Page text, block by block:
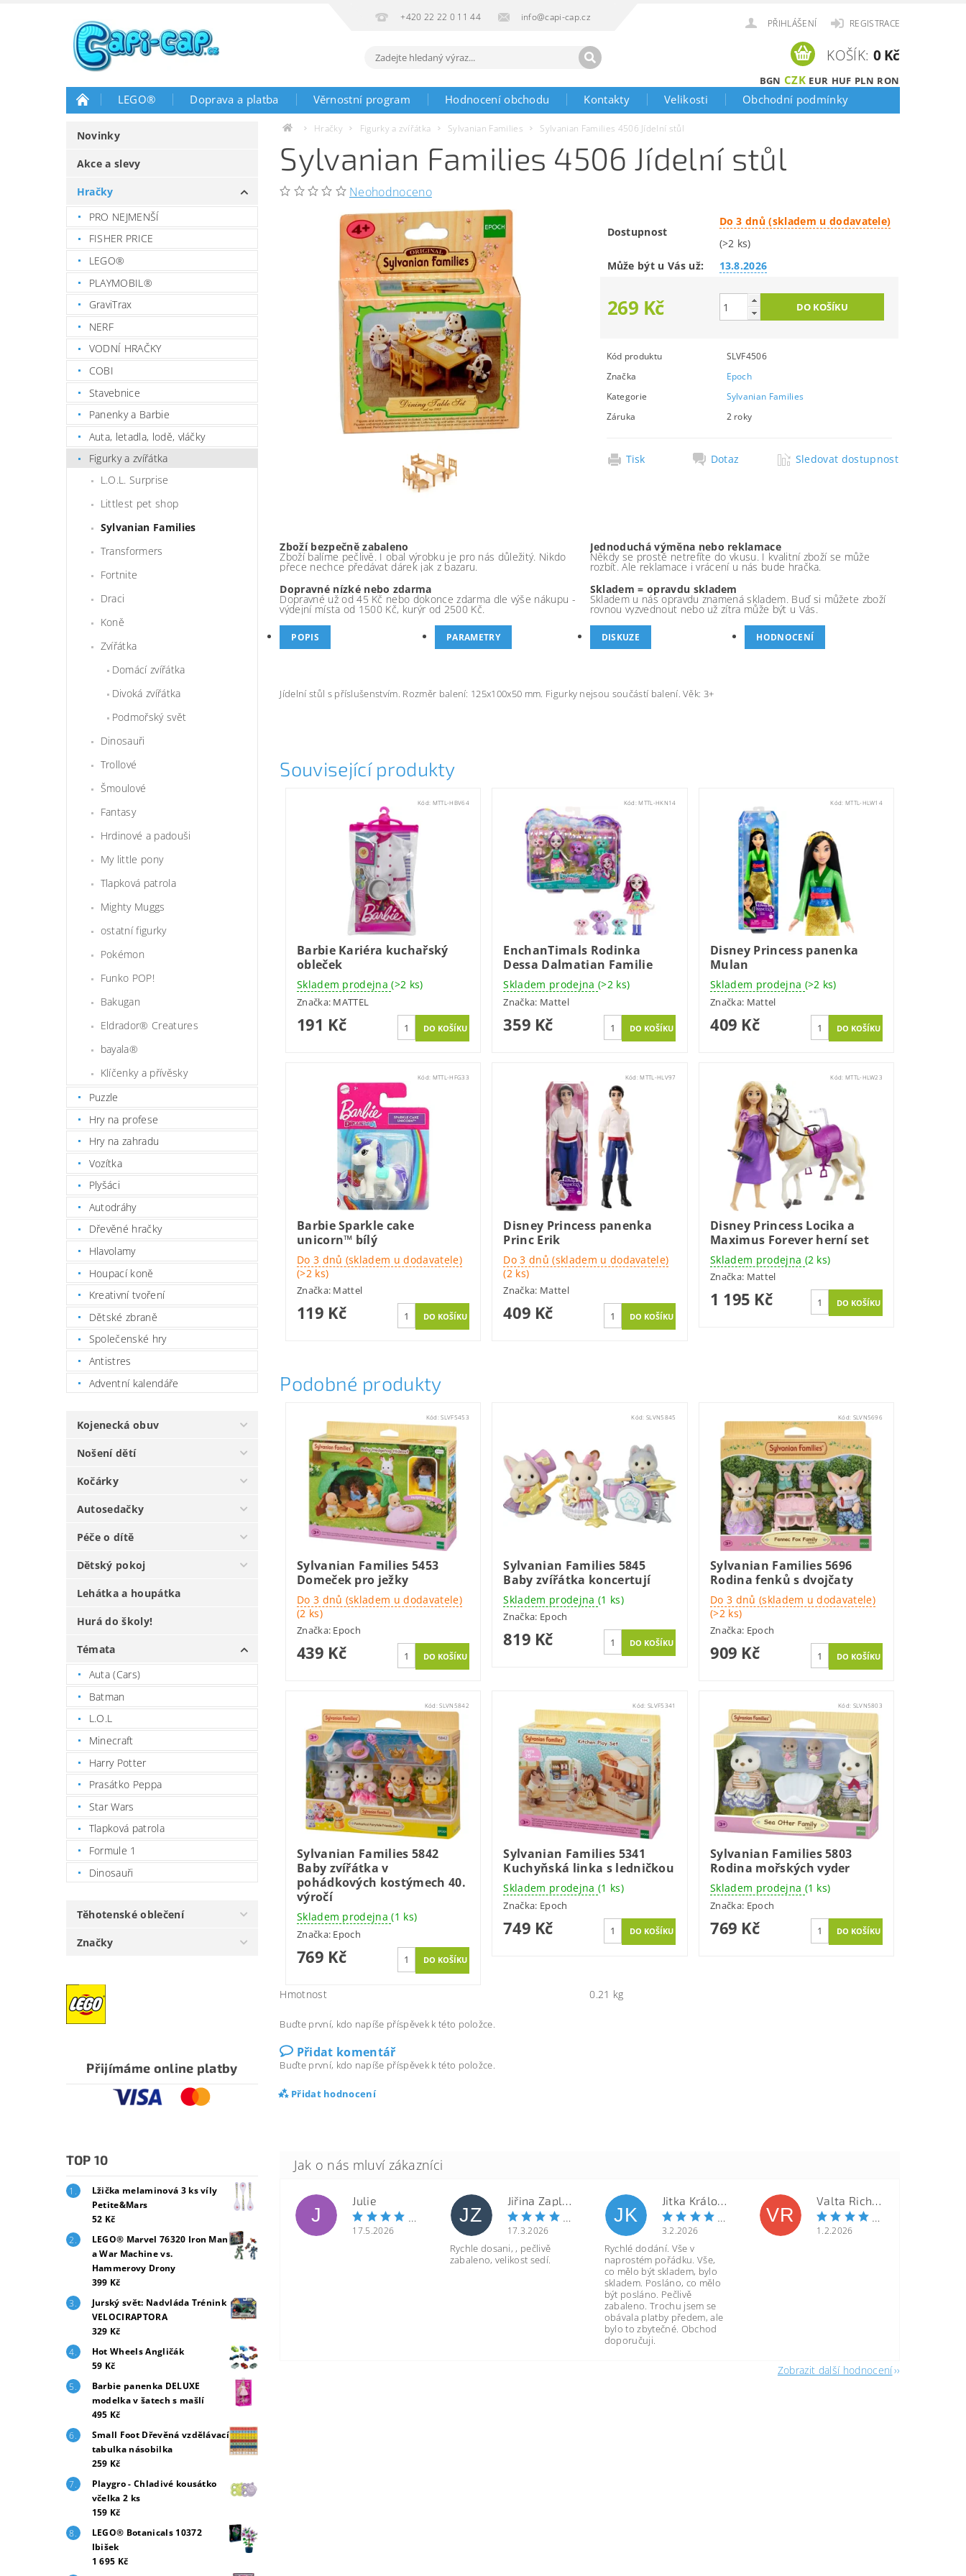
+420 22 22 0 11 44 info@capi-cap.cz
PŘIHLÁŠENÍ REGISTRACE
BGN CZK EUR HUF PLN RON
KOŠÍK: 0 Kč
LEGO® Doprava a platba Věrnostní program Hodnocení obchodu Kontakty Velikosti Obchodní podmínky
Novinky
Akce a slevy
Hračky
PRO NEJMENŠÍ
FISHER PRICE
LEGO®
PLAYMOBIL®
GraviTrax
NERF
VODNÍ HRAČKY
COBI
Stavebnice
Panenky a Barbie
Auta, letadla, lodě, vláčky
Figurky a zvířátka
L.O.L. Surprise
Littlest pet shop
Sylvanian Families
Transformers
Fortnite
Draci
Koně
Zvířátka
Domácí zvířátka
Divoká zvířátka
Podmořský svět
Dinosauři
Trollové
Šmoulové
Fantasy
Hrdinové a padouši
My little pony
Tlapková patrola
Mighty Muggs
ostatní figurky
Pokémon
Funko POP!
Bakugan
Eldrador® Creatures
bayala®
Klíčenky a přívěsky
Puzzle
Hry na profese
Hry na zahradu
Vozítka
Plyšáci
Autodráhy
Dřevěné hračky
Hlavolamy
Houpací koně
Kreativní tvoření
Dětské zbraně
Společenské hry
Antistres
Adventní kalendáře
Kojenecká obuv
Nošení dětí
Kočárky
Autosedačky
Péče o dítě
Dětský pokoj
Lehátka a houpátka
Hurá do školy!
Témata
Auta (Cars)
Batman
L.O.L
Minecraft
Harry Potter
Prasátko Peppa
Star Wars
Tlapková patrola
Formule 1
Dinosauři
Těhotenské oblečení
Značky
Přijímáme online platby
TOP 10
Lžička melaminová 3 ks víly
Petite&Mars
52 Kč
LEGO® Marvel 76320 Iron Man
a War Machine vs.
Hammerovy Drony
399 Kč
Jurský svět: Nadvláda Trénink
VELOCIRAPTORA
329 Kč
Hot Wheels Angličák
59 Kč
Barbie panenka DELUXE
modelka v šatech s mašlí
495 Kč
Small Foot Dřevěná vzdělávací
tabulka násobilka
259 Kč
Playgro - Chladivé kousátko
včelka 2 ks
159 Kč
LEGO® Botanicals 10372
Ibišek
1 695 Kč
Hračky Figurky a zvířátka Sylvanian Families Sylvanian Families 4506 Jídelní stůl
Sylvanian Families 4506 Jídelní stůl
Neohodnoceno
Dostupnost
Do 3 dnů (skladem u dodavatele)
(>2 ks)
Může být u Vás už:
13.8.2026
269 Kč
Kód produktu
SLVF4506
Značka
Epoch
Kategorie
Sylvanian Families
Záruka
2 roky
Tisk Dotaz Sledovat dostupnost
Zboží bezpečně zabaleno
Zboží balíme pečlivě. I obal výrobku je pro nás důležitý. Nikdo
přece nechce předávat dárek jak z bazaru.
Jednoduchá výměna nebo reklamace
Někdy se prostě netrefíte do vkusu. I kvalitní zboží se může
rozbít. Ale reklamace i vrácení u nás bude hračka.
Dopravné nízké nebo zdarma
Dopravné už od 45 Kč nebo dokonce zdarma dle výše nákupu -
výdejní místa od 1500 Kč, kurýr od 2500 Kč.
Skladem = opravdu skladem
Skladem u nás opravdu znamená skladem. Buď si můžete zboží
rovnou vyzvednout nebo už zítra může být u Vás.
POPIS PARAMETRY DISKUZE HODNOCENÍ
Jídelní stůl s příslušenstvím. Rozměr balení: 125x100x50 mm. Figurky nejsou součástí balení. Věk: 3+
Související produkty
Kód: MTTL-HBV64
Barbie Kariéra kuchařský
obleček
Skladem prodejna(>2 ks)
Značka: MATTEL
191 Kč
Kód:MTTL-HKN14
EnchanTimals Rodinka
Dessa Dalmatian Familie
Skladem prodejna (>2 ks)
Značka: Mattel
359 Kč
Kód: MTTL-HLW14
Disney Princess panenka
Mulan
Skladem prodejna (>2 ks)
Značka: Mattel
409 Kč
Kód: MTTL-HFG33
Barbie Sparkle cake
unicorn™ bílý
Do 3 dnů (skladem u dodavatele)
(>2 ks)
Značka: Mattel
119 Kč
Kód:MTTL-HLV97
Disney Princess panenka
Princ Erik
Do 3 dnů (skladem u dodavatele)
(2 ks)
Značka: Mattel
409 Kč
Kód: MTTL-HLW23
Disney Princess Locika a
Maximus Forever herní set
Skladem prodejna (2 ks)
Značka: Mattel
1 195 Kč
Podobné produkty
Kód:SLVF5453
Sylvanian Families 5453
Domeček pro ježky
Do 3 dnů (skladem u dodavatele)
(2 ks)
Značka: Epoch
439 Kč
Kód: SLVN5845
Sylvanian Families 5845
Baby zvířátka koncertují
Skladem prodejna (1 ks)
Značka: Epoch
819 Kč
Kód: SLVN5696
Sylvanian Families 5696
Rodina fenků s dvojčaty
Do 3 dnů (skladem u dodavatele)
(>2 ks)
Značka: Epoch
909 Kč
Kód:SLVN5842
Sylvanian Families 5842
Baby zvířátka v
pohádkových kostýmech 40.
výročí
Skladem prodejna(1 ks)
Značka: Epoch
769 Kč
Kód: SLVF5341
Sylvanian Families 5341
Kuchyňská linka s ledničkou
Skladem prodejna (1 ks)
Značka: Epoch
749 Kč
Kód: SLVN5803
Sylvanian Families 5803
Rodina mořských vyder
Skladem prodejna (1 ks)
Značka: Epoch
769 Kč
Hmotnost 0.21 kg
Buďte první, kdo napíše příspěvek k této položce.
Přidat komentář
Buďte první, kdo napíše příspěvek k této položce.
Přidat hodnocení
J
Julie
17.5.2026
JZ
17.3.2026
Rychle dosani, , pečlivě
zabaleno, velikost sedí.
JK
3.2.2026
Rychlé dodání. Vše v
naprostém pořádku. Vše,
co mělo být skladem, bylo
skladem. Posláno, co mělo
být posláno. Pečlivě
zabaleno. Trochu jsem se
obávala platby předem, ale
bylo to zbytečné. Obchod
doporučuji.
VR
1.2.2026
Zobrazit další hodnocení